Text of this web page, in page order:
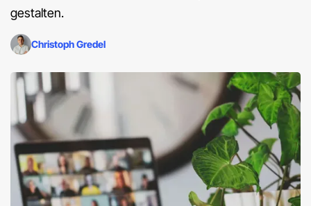
gestalten.
Christoph Gredel